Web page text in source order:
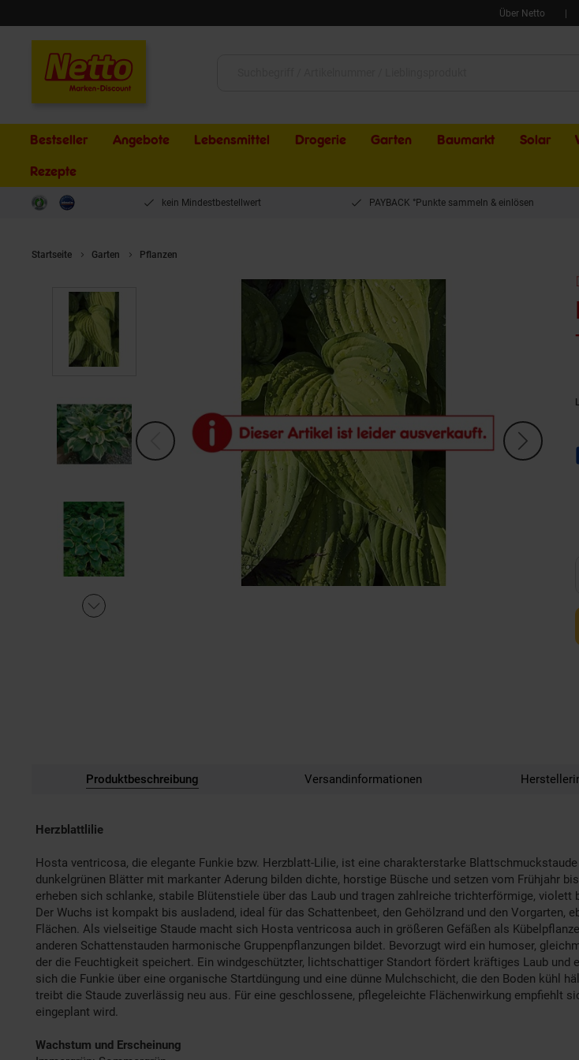
Über Netto
Bestseller Angebote Lebensmittel Drogerie Garten Baumarkt Solar
Rezepte
kein Mindestbestellwert PAYBACK °Punkte sammeln & einlösen
Startseite Garten Pflanzen
Produktbeschreibung Versandinformationen
Herzblattlilie
Hosta ventricosa, die elegante Funkie bzw. Herzblatt-Lilie, ist eine charakterstarke
dunkelgrünen Blätter mit markanter Aderung bilden dichte, horstige Büsche und setzen vom Frühjahr
erheben sich schlanke, stabile Blütenstiele über das Laub und tragen zahlreiche trichterförmige,
Der Wuchs ist kompakt bis ausladend, ideal für das Schattenbeet, den Gehölzrand und den
Flächen. Als vielseitige Staude macht sich Hosta ventricosa auch in größeren Gefäßen als
anderen Schattenstauden harmonische Gruppenpflanzungen bildet. Bevorzugt wird ein humoser,
der die Feuchtigkeit speichert. Ein windgeschützter, lichtschattiger Standort fördert kräftiges Laub
sich die Funkie über eine organische Startdüngung und eine dünne Mulchschicht, die den Boden kühl
treibt die Staude zuverlässig neu aus. Für eine geschlossene, pflegeleichte Flächenwirkung empfiehlt
eingeplant wird.
Wachstum und Erscheinung